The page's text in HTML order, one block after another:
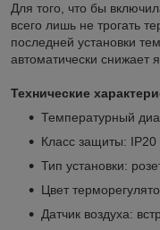
Для того, что бы
всего лишь не трогать
последней установки
автоматически снижает
Технические
Температурный
Класс защиты: IP20
Тип установки:
Цвет
Датчик воздуха: